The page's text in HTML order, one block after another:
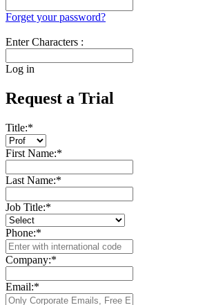
Forget your password?
Enter Characters :
Log in
Request a Trial
Title:*
First Name:*
Last Name:*
Job Title:*
Phone:*
Company:*
Email:*